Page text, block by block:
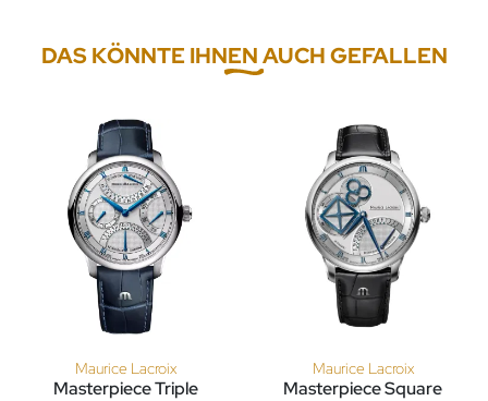
DAS KÖNNTE IHNEN AUCH GEFALLEN
Maurice Lacroix
Masterpiece Triple
Maurice Lacroix
Masterpiece Square